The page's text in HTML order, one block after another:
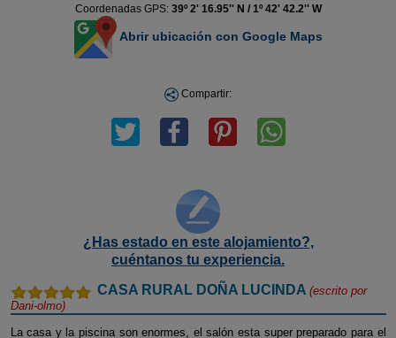
Coordenadas GPS: 39º 2' 16.95'' N / 1º 42' 42.2'' W
Abrir ubicación con Google Maps
Compartir:
¿Has estado en este alojamiento?,
cuéntanos tu experiencia.
CASA RURAL DOÑA LUCINDA (escrito por
Dani-olmo)
La casa y la piscina son enormes, el salón esta super preparado para el